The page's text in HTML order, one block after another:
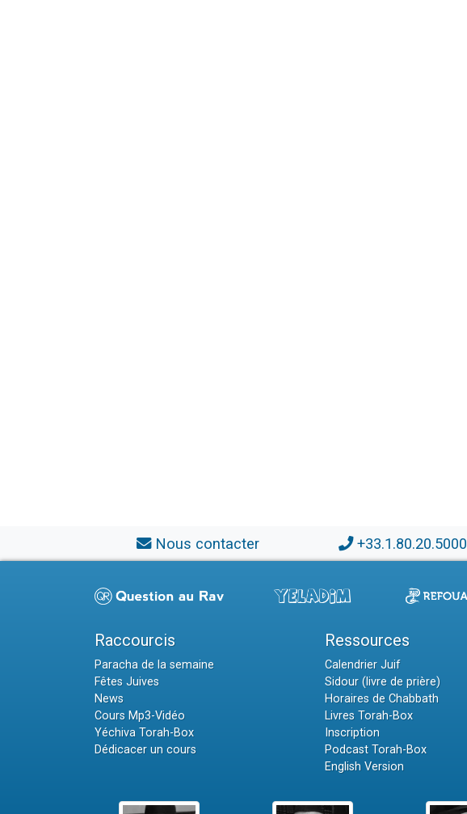
Nous contacter +33.1.80.20.5000
Raccourcis
Paracha de la semaine
Fêtes Juives
News
Cours Mp3-Vidéo
Yéchiva Torah-Box
Dédicacer un cours
Ressources
Calendrier Juif
Sidour (livre de prière)
Horaires de Chabbath
Livres Torah-Box
Inscription
Podcast Torah-Box
English Version